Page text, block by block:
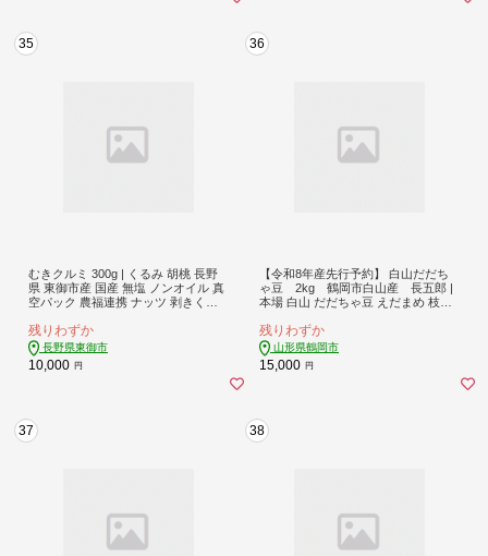
35
むきクルミ 300g | くるみ 胡桃 長野
県 東御市産 国産 無塩 ノンオイル 真
空パック 農福連携 ナッツ 剥きくる
残りわずか
長野県東御市
10,000 円
36
【令和8年産先行予約】 白山だだち
ゃ豆 2kg 鶴岡市白山産 長五郎 |
本場 白山 だだちゃ豆 えだまめ 枝豆
新鮮 旬の味覚 特産品 名産品 産地直
送 農家直送 在来野菜 濃厚 甘み 香り
芳醇 期間限定 夏 贈り物 ギフト 東北
山形 鶴岡市
残りわずか
山形県鶴岡市
15,000 円
37 38